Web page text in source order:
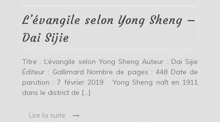
Sijie
L’évangile selon Yong Sheng –
Dai Sijie
Titre : L’évangile selon Yong Sheng Auteur : Dai Sijie
Éditeur : Gallimard Nombre de pages : 448 Date de
parution : 7 février 2019 Yong Sheng naît en 1911
dans le district de […]
Lire la suite